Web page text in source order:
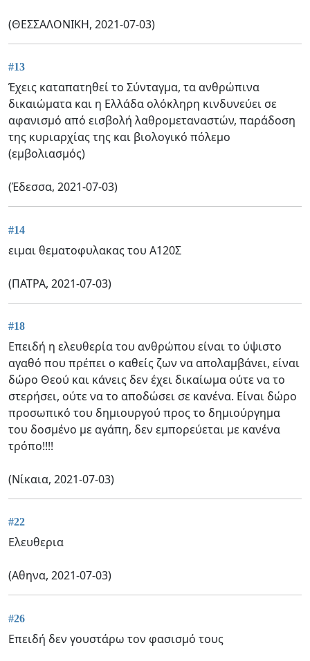
(ΘΕΣΣΑΛΟΝΙΚΗ, 2021-07-03)
#13
Έχεις καταπατηθεί το Σύνταγμα, τα ανθρώπινα
δικαιώματα και η Ελλάδα ολόκληρη κινδυνεύει σε
αφανισμό από εισβολή λαθρομεταναστών, παράδοση
της κυριαρχίας της και βιολογικό πόλεμο
(εμβολιασμός)
(Έδεσσα, 2021-07-03)
#14
ειμαι θεματοφυλακας του Α120Σ
(ΠΑΤΡΑ, 2021-07-03)
#18
Επειδή η ελευθερία του ανθρώπου είναι το ύψιστο
αγαθό που πρέπει ο καθείς ζων να απολαμβάνει, είναι
δώρο Θεού και κάνεις δεν έχει δικαίωμα ούτε να το
στερήσει, ούτε να το αποδώσει σε κανένα. Είναι δώρο
προσωπικό του δημιουργού προς το δημιούργημα
του δοσμένο με αγάπη, δεν εμπορεύεται με κανένα
τρόπο!!!!
(Νίκαια, 2021-07-03)
#22
Ελευθερια
(Αθηνα, 2021-07-03)
#26
Επειδή δεν γουστάρω τον φασισμό τους